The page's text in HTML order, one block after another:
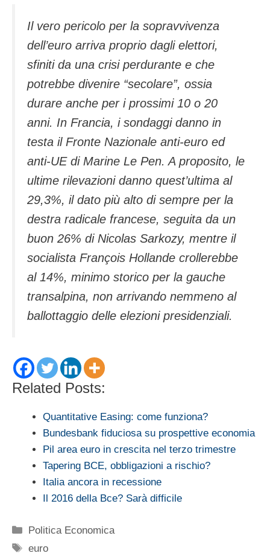
Il vero pericolo per la sopravvivenza
dell’euro arriva proprio dagli elettori,
sfiniti da una crisi perdurante e che
potrebbe divenire “secolare”, ossia
durare anche per i prossimi 10 o 20
anni. In Francia, i sondaggi danno in
testa il Fronte Nazionale anti-euro ed
anti-UE di Marine Le Pen. A proposito, le
ultime rilevazioni danno quest’ultima al
29,3%, il dato più alto di sempre per la
destra radicale francese, seguita da un
buon 26% di Nicolas Sarkozy, mentre il
socialista François Hollande crollerebbe
al 14%, minimo storico per la gauche
transalpina, non arrivando nemmeno al
ballottaggio delle elezioni presidenziali.
Related Posts:
Quantitative Easing: come funziona?
Bundesbank fiduciosa su prospettive economia
Pil area euro in crescita nel terzo trimestre
Tapering BCE, obbligazioni a rischio?
Italia ancora in recessione
Il 2016 della Bce? Sarà difficile
Categorie
Politica Economica
Tag
euro